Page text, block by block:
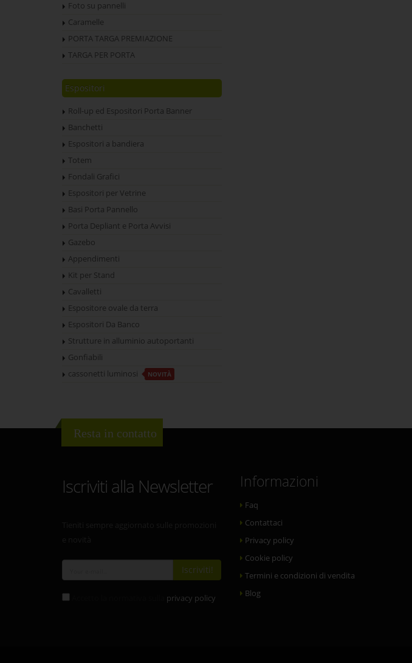
Foto su pannelli
Caramelle
PORTA TARGA PREMIAZIONE
TARGA PER PORTA
Espositori
Roll-up ed Espositori Porta Banner
Banchetti
Espositori a bandiera
Totem
Fondali Grafici
Espositori per Vetrine
Basi Porta Pannello
Porta Depliant e Porta Avvisi
Gazebo
Appendimenti
Kit per Stand
Cavalletti
Espositore ovale da terra
Espositori Da Banco
Strutture in alluminio autoportanti
Gonfiabili
cassonetti luminosi
NOVITÀ
Resta in contatto
Iscriviti alla Newsletter
Iscriviti!
privacy policy
Informazioni
Faq
Contattaci
Privacy policy
Cookie policy
Termini e condizioni di vendita
Blog